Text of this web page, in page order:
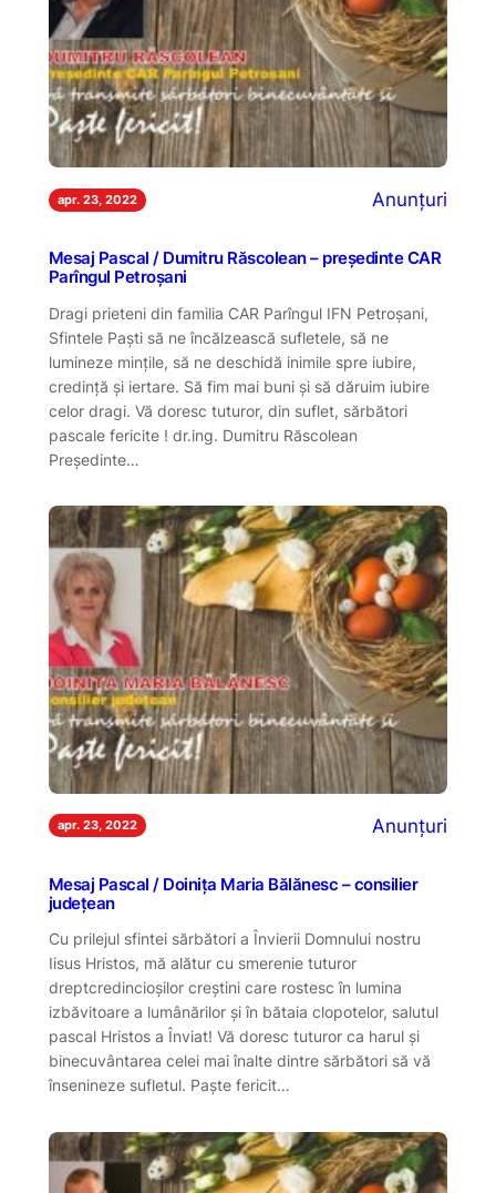
apr. 23, 2022 Anunțuri
Mesaj Pascal / Dumitru Răscolean – președinte CAR
Parîngul Petroșani
Dragi prieteni din familia CAR Parîngul IFN Petroșani,
Sfintele Paști să ne încălzească sufletele, să ne
lumineze mințile, să ne deschidă inimile spre iubire,
credință și iertare. Să fim mai buni și să dăruim iubire
celor dragi. Vă doresc tuturor, din suflet, sărbători
pascale fericite ! dr.ing. Dumitru Răscolean
Președinte…
apr. 23, 2022 Anunțuri
Mesaj Pascal / Doinița Maria Bălănesc – consilier
județean
Cu prilejul sfintei sărbători a Învierii Domnului nostru
Iisus Hristos, mă alătur cu smerenie tuturor
dreptcredincioşilor creştini care rostesc în lumina
izbăvitoare a lumânărilor și în bătaia clopotelor, salutul
pascal Hristos a Înviat! Vă doresc tuturor ca harul și
binecuvântarea celei mai înalte dintre sărbători să vă
însenineze sufletul. Paște fericit…